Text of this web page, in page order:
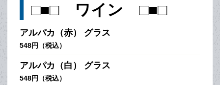
□■□ ワイン □■□
アルパカ（赤） グラス
548円（税込）
アルパカ（白） グラス
548円（税込）